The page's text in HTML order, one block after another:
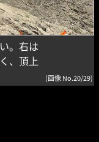
。右は
、頂上
(画像 No.20/29)